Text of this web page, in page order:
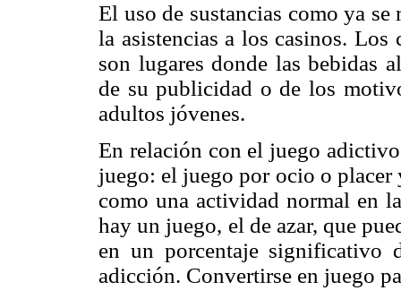
El uso de sustancias como ya
la asistencias a los casinos. Los
son lugares donde las bebidas
de su publicidad o de los
adultos jóvenes.
En relación con el juego
juego: el juego por ocio o
como una actividad normal en
hay un juego, el de azar, que
en un porcentaje significativo
adicción. Convertirse en juego